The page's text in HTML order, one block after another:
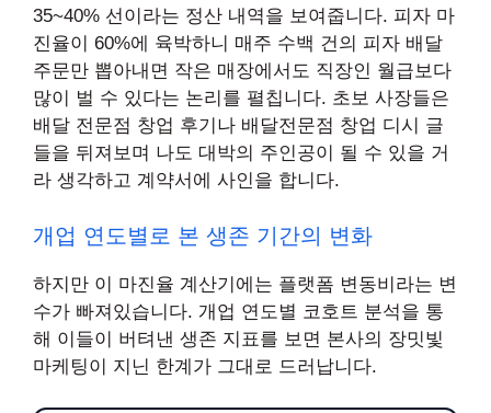
35~40% 선이라는 정산 내역을 보여줍니다. 피자 마
진율이 60%에 육박하니 매주 수백 건의 피자 배달
주문만 뽑아내면 작은 매장에서도 직장인 월급보다
많이 벌 수 있다는 논리를 펼칩니다. 초보 사장들은
배달 전문점 창업 후기나 배달전문점 창업 디시 글
들을 뒤져보며 나도 대박의 주인공이 될 수 있을 거
라 생각하고 계약서에 사인을 합니다.
개업 연도별로 본 생존 기간의 변화
하지만 이 마진율 계산기에는 플랫폼 변동비라는 변
수가 빠져있습니다. 개업 연도별 코호트 분석을 통
해 이들이 버텨낸 생존 지표를 보면 본사의 장밋빛
마케팅이 지닌 한계가 그대로 드러납니다.